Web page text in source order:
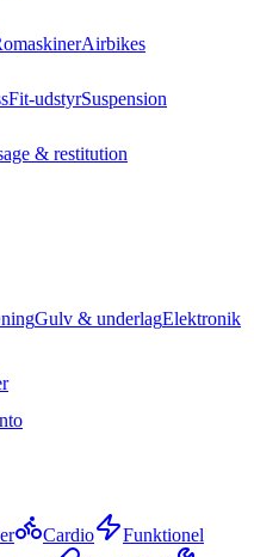
Airbikes
udstyrSuspension
& restitution
Gulv & underlagElektronik
Cardio
Funktionel